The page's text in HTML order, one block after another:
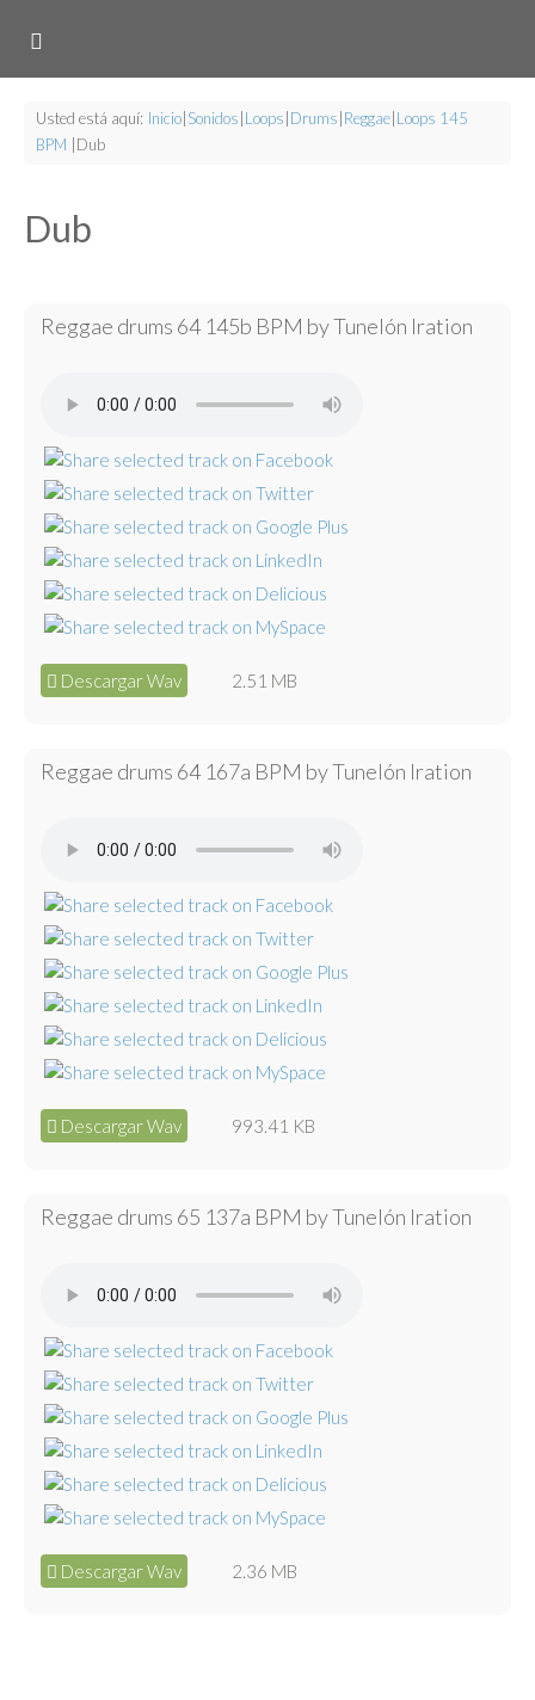
Usted está aquí: Inicio Sonidos Loops Drums Reggae Loops 145
BPM
Dub
Dub
Reggae drums 64 145b BPM by Tunelón Iration
Descargar Wav 2.51 MB
Reggae drums 64 167a BPM by Tunelón Iration
Descargar Wav 993.41 KB
Reggae drums 65 137a BPM by Tunelón Iration
Descargar Wav 2.36 MB